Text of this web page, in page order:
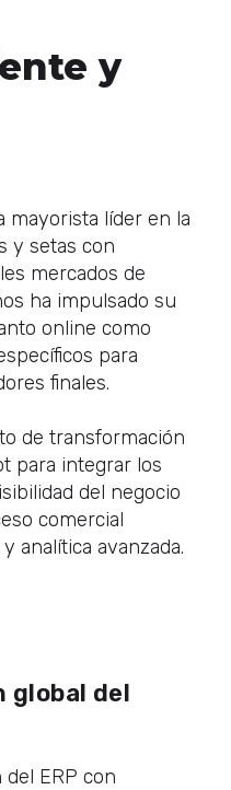
y
mayorista líder en la
y setas con
mercados de
ha impulsado su
online como
para
finales.
de transformación
para integrar los
del negocio
comercial
analítica avanzada.
global del
ERP con